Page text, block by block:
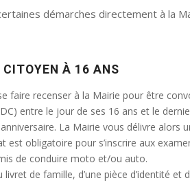
démarches directement à la
CITOYEN À 16 ANS
faire recenser à la Mairie pour être
entre le jour de ses 16 ans et le
La Mairie vous délivre alors
est obligatoire pour s’inscrire aux
de conduire moto et/ou auto.
de famille, d’une pièce d’identité et